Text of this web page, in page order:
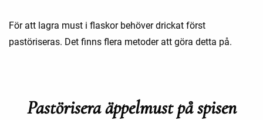
För att lagra must i flaskor behöver drickat först
pastöriseras. Det finns flera metoder att göra detta på.
Pastörisera äppelmust på spisen